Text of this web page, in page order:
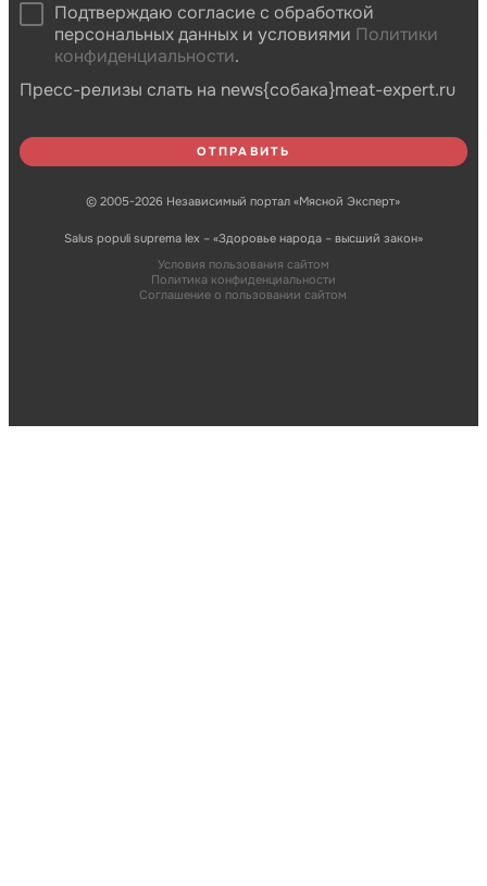
Подтверждаю согласие с обработкой
персональных данных и условиями Политики
конфиденциальности.
Пресс-релизы слать на news{собака}meat-expert.ru
© 2005-2026 Независимый портал «Мясной Эксперт»
Salus populi suprema lex – «Здоровье народа – высший закон»
Условия пользования сайтом
Политика конфиденциальности
Соглашение о пользовании сайтом